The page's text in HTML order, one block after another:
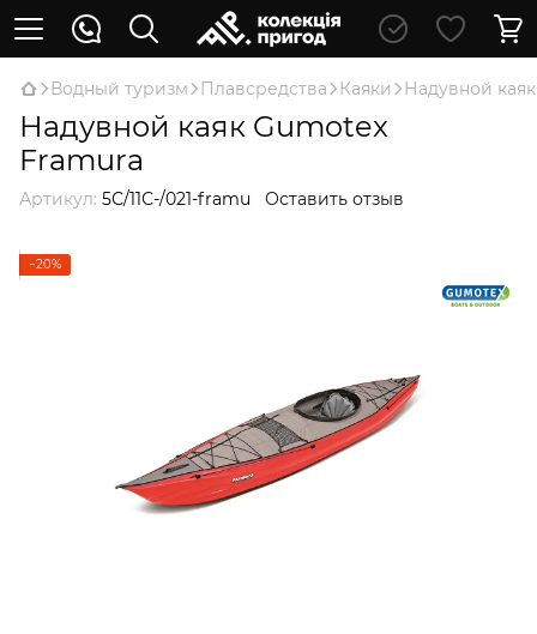
Водный туризм Плавсредства Каяки Надувной
Надувной каяк Gumotex
Framura
Артикул: 5С/11С-/021-framu Оставить отзыв
−20%